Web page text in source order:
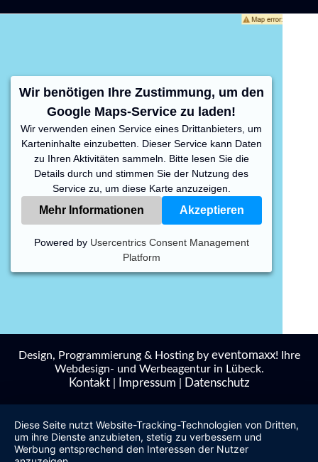
Wir benötigen Ihre Zustimmung, um den
Google Maps-Service zu laden!
Wir verwenden einen Service eines Drittanbieters, um
Karteninhalte einzubetten. Dieser Service kann Daten
zu Ihren Aktivitäten sammeln. Bitte lesen Sie die
Details durch und stimmen Sie der Nutzung des
Service zu, um diese Karte anzuzeigen.
Mehr Informationen Akzeptieren
Powered by Usercentrics Consent Management
Platform
Design, Programmierung & Hosting by eventomaxx! Ihre
Webdesign- und Werbeagentur in Lübeck.
Kontakt| Impressum Datenschutz
Diese Seite nutzt Website-Tracking-Technologien von Dritten,
um ihre Dienste anzubieten, stetig zu verbessern und
Werbung entsprechend den Interessen der Nutzer